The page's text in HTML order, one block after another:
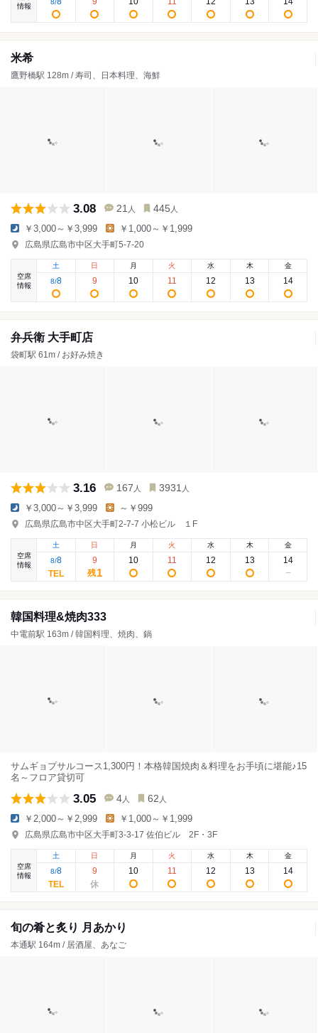
情報
8/
米希
鷹野橋駅 128m / 寿司、日本料理、海鮮
3.08 21 人 445 人
￥3,000～￥3,999 ￥1,000～￥1,999
広島県広島市中区大手町5-7-20
空席
情報
土
8/8
日
9
月
10
火
11
水
12
木
13
金
14
弁兵衛 大手町店
袋町駅 61m / お好み焼き
3.16 167 人 3931 人
￥3,000～￥3,999 ～￥999
広島県広島市中区大手町2-7-7 小松ビル １F
空席
情報
土
8/8
日
9
残1
月
10
火
11
水
12
木
13
金
14
韓国料理&焼肉333
中電前駅 163m / 韓国料理、焼肉、鍋
サムギョプサルコース1,300円！本格韓国焼肉＆料理をお手頃に堪能♪15
名～フロア貸切可
3.05 4 人 62 人
￥2,000～￥2,999 ￥1,000～￥1,999
広島県広島市中区大手町3-3-17 佐伯ビル 2F・3F
空席
情報
土
8/8
日
9
月
10
火
11
水
12
木
13
金
14
旬の肴と炙り 月あかり
本通駅 164m / 居酒屋、あなご